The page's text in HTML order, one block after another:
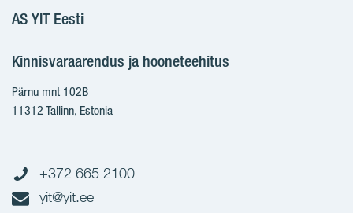
AS YIT Eesti
Kinnisvaraarendus ja hooneteehitus
Pärnu mnt 102B
11312 Tallinn, Estonia
+372 665 2100
yit@yit.ee